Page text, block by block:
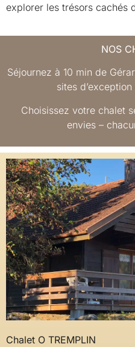
explorer les trésors cachés
NOS
Séjournez à 10 min de
sites
Choisissez votre chalet
envies –
Chalet O TREMPLIN